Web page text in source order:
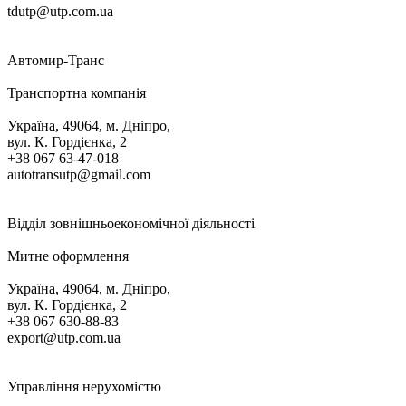
tdutp@utp.com.ua
Автомир-Транс
Транспортна компанія
Україна, 49064, м. Дніпро,
вул. К. Гордієнка, 2
+38 067 63-47-018
autotransutp@gmail.com
Відділ зовнішньоекономічної діяльності
Митне оформлення
Україна, 49064, м. Дніпро,
вул. К. Гордієнка, 2
+38 067 630-88-83
export@utp.com.ua
Управління нерухомістю